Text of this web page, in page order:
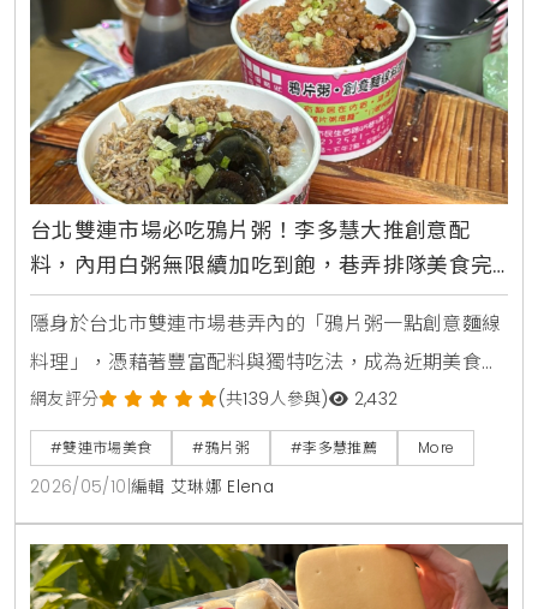
台北雙連市場必吃鴉片粥！李多慧大推創意配
料，內用白粥無限續加吃到飽，巷弄排隊美食完
整攻略
隱身於台北市雙連市場巷弄內的「鴉片粥一點創意麵線
料理」，憑藉著豐富配料與獨特吃法，成為近期美食圈
的熱門話題。生活風格平台KiraKacha去啦！創辦人梁
翔渝表示，這類市場巷弄美食之所以能吸引大量人流，
不僅是因為名人效應帶動，更核心的價值在於其保留了
傳統市場的熱情，並透過創意組合將簡單的清粥小菜轉
化為具有層次感的當代街頭料理。
網友評分 (共139人參與) 2,432
#雙連市場美食 #鴉片粥 #李多慧推薦 More
2026/05/10 編輯 艾琳娜 Elena